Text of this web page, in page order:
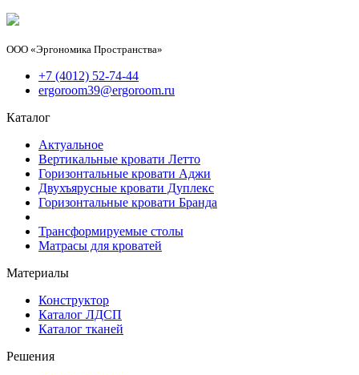
ООО «Эргономика Пространства»
+7 (4012) 52-74-44
ergoroom39@ergoroom.ru
Каталог
Актуальное
Вертикальные кровати Летто
Горизонтальные кровати Аджи
Двухъярусные кровати Дуплекс
Горизонтальные кровати Бранда
Трансформируемые столы
Матрасы для кроватей
Материалы
Конструктор
Каталог ЛДСП
Каталог тканей
Решения